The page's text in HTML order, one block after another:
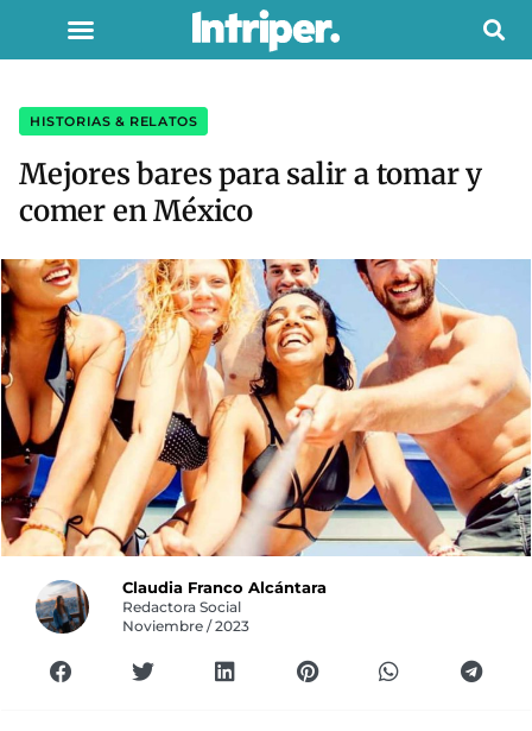
HISTORIAS & RELATOS
Mejores bares para salir a tomar y
comer en México
Claudia Franco Alcántara
Redactora Social
Noviembre / 2023